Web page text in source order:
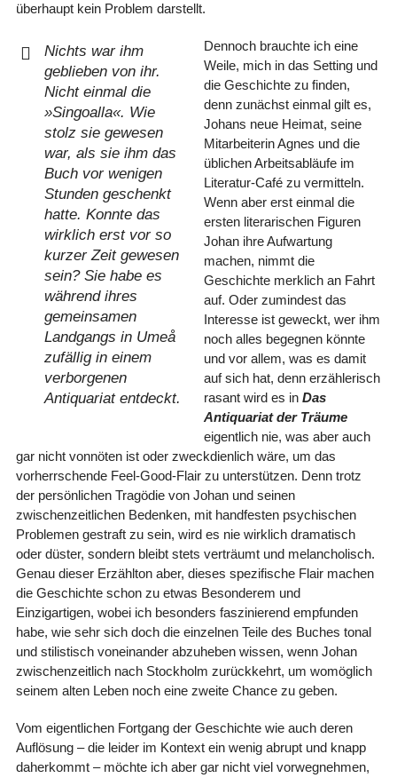
überhaupt kein Problem darstellt.
Nichts war ihm
geblieben von ihr.
Nicht einmal die
»Singoalla«. Wie
stolz sie gewesen
war, als sie ihm das
Buch vor wenigen
Stunden geschenkt
hatte. Konnte das
wirklich erst vor so
kurzer Zeit gewesen
sein? Sie habe es
während ihres
gemeinsamen
Landgangs in Umeå
zufällig in einem
verborgenen
Antiquariat entdeckt.
Dennoch brauchte ich eine
Weile, mich in das Setting und
die Geschichte zu finden,
denn zunächst einmal gilt es,
Johans neue Heimat, seine
Mitarbeiterin Agnes und die
üblichen Arbeitsabläufe im
Literatur-Café zu vermitteln.
Wenn aber erst einmal die
ersten literarischen Figuren
Johan ihre Aufwartung
machen, nimmt die
Geschichte merklich an Fahrt
auf. Oder zumindest das
Interesse ist geweckt, wer ihm
noch alles begegnen könnte
und vor allem, was es damit
auf sich hat, denn erzählerisch
rasant wird es in Das
Antiquariat der Träume
eigentlich nie, was aber auch
gar nicht vonnöten ist oder zweckdienlich wäre, um das
vorherrschende Feel-Good-Flair zu unterstützen. Denn trotz
der persönlichen Tragödie von Johan und seinen
zwischenzeitlichen Bedenken, mit handfesten psychischen
Problemen gestraft zu sein, wird es nie wirklich dramatisch
oder düster, sondern bleibt stets verträumt und melancholisch.
Genau dieser Erzählton aber, dieses spezifische Flair machen
die Geschichte schon zu etwas Besonderem und
Einzigartigen, wobei ich besonders faszinierend empfunden
habe, wie sehr sich doch die einzelnen Teile des Buches tonal
und stilistisch voneinander abzuheben wissen, wenn Johan
zwischenzeitlich nach Stockholm zurückkehrt, um womöglich
seinem alten Leben noch eine zweite Chance zu geben.
Vom eigentlichen Fortgang der Geschichte wie auch deren
Auflösung – die leider im Kontext ein wenig abrupt und knapp
daherkommt – möchte ich aber gar nicht viel vorwegnehmen,